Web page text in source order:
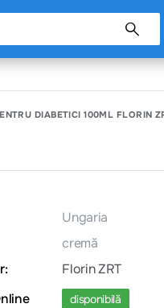
DIABETICI 100ML FLORIN
Ungaria
cremă
Florin ZRT
disponibilă